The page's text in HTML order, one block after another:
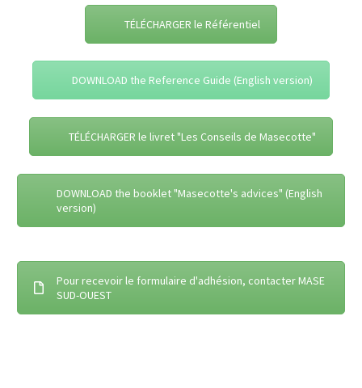
TÉLÉCHARGER le Référentiel
DOWNLOAD the Reference Guide (English version)
TÉLÉCHARGER le livret "Les Conseils de Masecotte"
DOWNLOAD the booklet "Masecotte's advices" (English
version)
Pour recevoir le formulaire d'adhésion, contacter MASE
SUD-OUEST